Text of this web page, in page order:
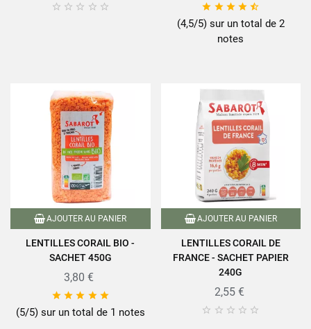
         
(4,5/5) sur un total de 2
notes
AJOUTER AU PANIER
LENTILLES CORAIL BIO -
SACHET 450G
3,80 €
    
(5/5) sur un total de 1 notes
AJOUTER AU PANIER
LENTILLES CORAIL DE
FRANCE - SACHET PAPIER
240G
2,55 €
    